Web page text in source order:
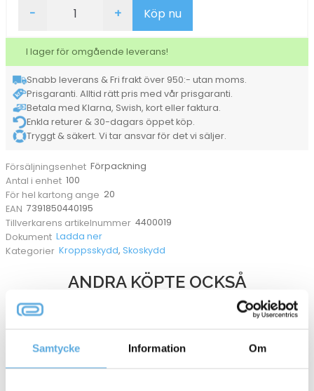
Samtycke Information Om
Premium
L
mängd
- + Köp nu
I lager för omgående leverans!
Snabb leverans & Fri frakt över 950:- utan moms.
Prisgaranti. Alltid rätt pris med vår prisgaranti.
Betala med Klarna, Swish, kort eller faktura.
Enkla returer & 30-dagars öppet köp.
Tryggt & säkert. Vi tar ansvar för det vi säljer.
Försäljningsenhet Förpackning
Antal i enhet 100
För hel kartong ange 20
EAN 7391850440195
Tillverkarens artikelnummer 4400019
Dokument Ladda ner
Kategorier Kroppsskydd,Skoskydd
ANDRA KÖPTE OCKSÅ